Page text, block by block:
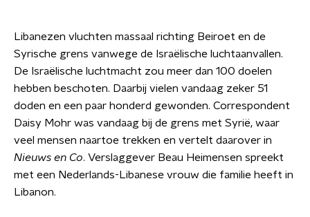
Libanezen vluchten massaal richting Beiroet en de
Syrische grens vanwege de Israëlische luchtaanvallen.
De Israëlische luchtmacht zou meer dan 100 doelen
hebben beschoten. Daarbij vielen vandaag zeker 51
doden en een paar honderd gewonden. Correspondent
Daisy Mohr was vandaag bij de grens met Syrië, waar
veel mensen naartoe trekken en vertelt daarover in
Nieuws en Co. Verslaggever Beau Heimensen spreekt
met een Nederlands-Libanese vrouw die familie heeft in
Libanon.